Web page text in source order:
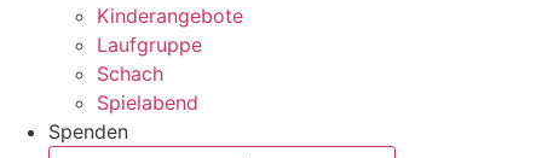
Kinderangebote
Laufgruppe
Schach
Spielabend
Spenden